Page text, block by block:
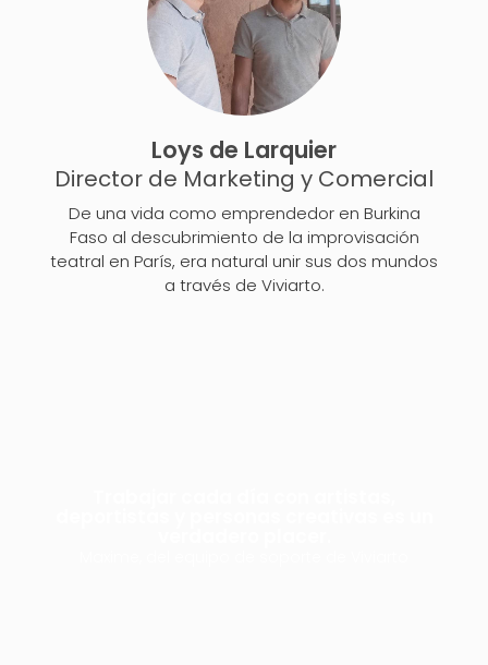
Loys de Larquier
Director de Marketing y Comercial
De una vida como emprendedor en Burkina
Faso al descubrimiento de la improvisación
teatral en París, era natural unir sus dos mundos
a través de Viviarto.